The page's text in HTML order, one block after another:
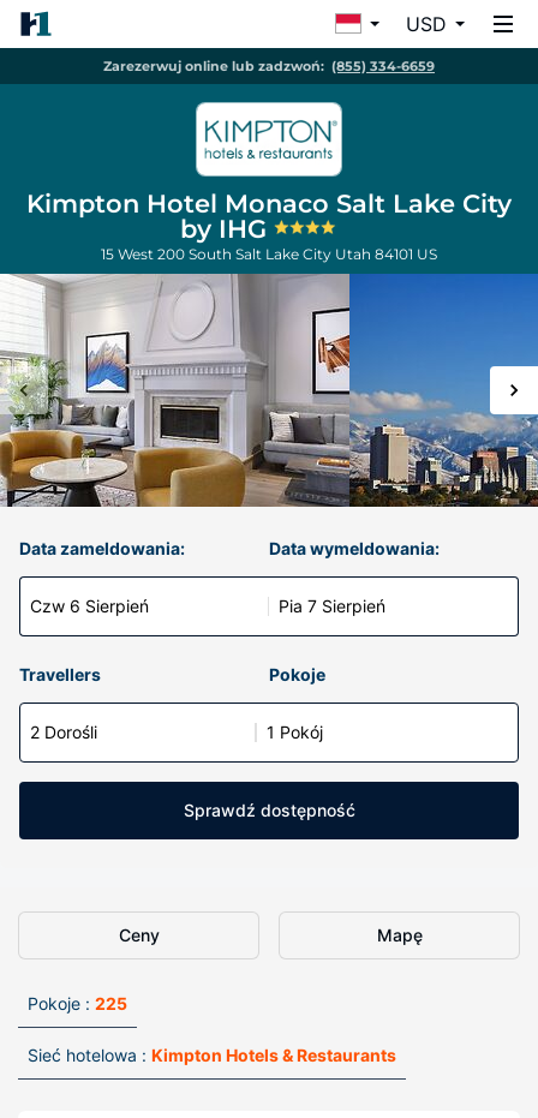
USD
Zarezerwuj online lub zadzwoń: (855) 334-6659
Kimpton Hotel Monaco Salt Lake City
by IHG
15 West 200 South Salt Lake City Utah 84101 US
Data zameldowania:
Czw 6 Sierpień
Data wymeldowania:
Pia 7 Sierpień
Travellers Pokoje
2 Dorośli 1 Pokój
Sprawdź dostępność
Ceny Mapę
Pokoje : 225
Sieć hotelowa : Kimpton Hotels & Restaurants